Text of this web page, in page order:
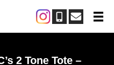
メ
2 Tone Tote –